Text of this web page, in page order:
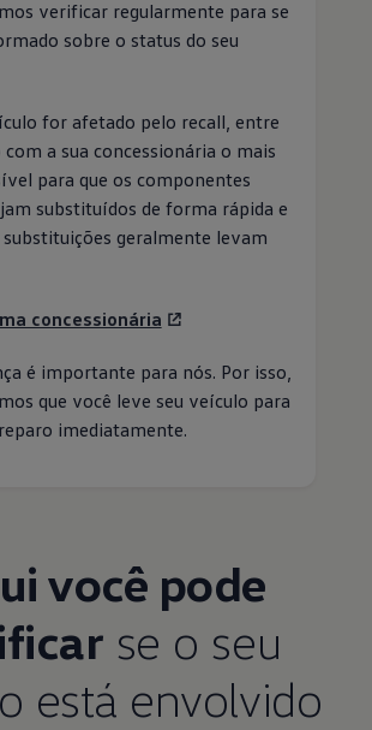
verificar regularmente para se
sobre o status do seu
for afetado pelo recall, entre
a sua concessionária o mais
para que os componentes
substituídos de forma rápida e
geralmente levam
concessionária
é importante para nós. Por isso,
que você leve seu veículo para
imediatamente.
você pode
se o seu
está envolvido